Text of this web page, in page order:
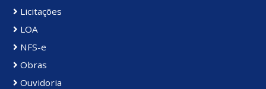
Licitações
LOA
NFS-e
Obras
Ouvidoria